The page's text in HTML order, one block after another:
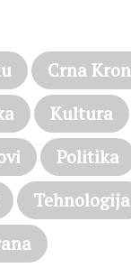
Crna
Kultura
Politika
Tehnologija